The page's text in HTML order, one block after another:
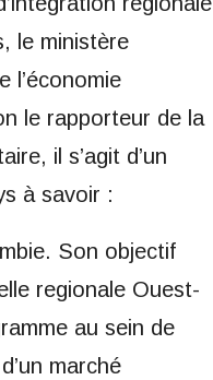
le ministère
l’économie
le rapporteur de la
il s’agit d’un
à savoir :
Son objectif
regionale Ouest-
au sein de
marché